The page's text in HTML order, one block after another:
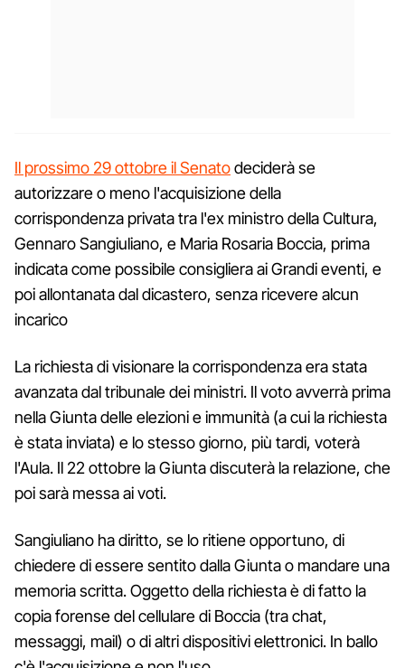
Il prossimo 29 ottobre il Senatodeciderà se
autorizzare o meno l'acquisizione della
corrispondenza privata tra l'ex ministro della Cultura,
Gennaro Sangiuliano, e Maria Rosaria Boccia, prima
indicata come possibile consigliera ai Grandi eventi, e
poi allontanata dal dicastero, senza ricevere alcun
incarico
La richiesta di visionare la corrispondenza era stata
avanzata dal tribunale dei ministri. Il voto avverrà prima
nella Giunta delle elezioni e immunità (a cui la richiesta
è stata inviata) e lo stesso giorno, più tardi, voterà
l'Aula. Il 22 ottobre la Giunta discuterà la relazione, che
poi sarà messa ai voti.
Sangiuliano ha diritto, se lo ritiene opportuno, di
chiedere di essere sentito dalla Giunta o mandare una
memoria scritta. Oggetto della richiesta è di fatto la
copia forense del cellulare di Boccia (tra chat,
messaggi, mail) o di altri dispositivi elettronici. In ballo